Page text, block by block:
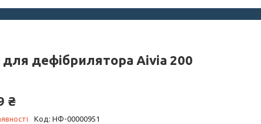
дефібрилятора Aivia 200
₴
Код: НФ-00000951